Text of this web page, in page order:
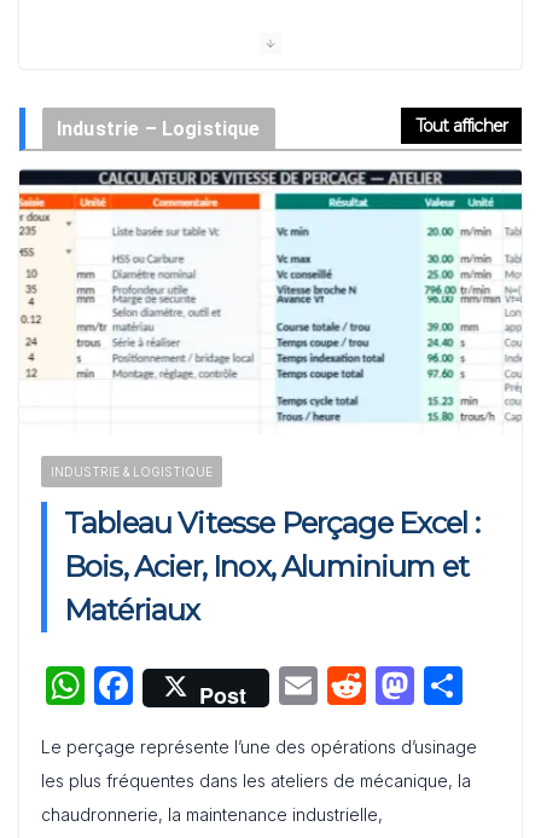
Exemple de Campagne Marketing : Modèles pour la
L’Analyse Stratégique AVP : Anticiper, Cadrer, Décider –
Modèle Excel
Activation de Marque : Mise en Œuvre et Modèle de
Feuille de Route
Word
Industrie – Logistique Tout afficher
INDUSTRIE & LOGISTIQUE
Tableau Vitesse Perçage Excel :
Bois, Acier, Inox, Aluminium et
Matériaux
W
at
s
F
c
e
Post
E
ai
l
R
d
di
M
st
o
ta
g
Le perçage représente l’une des opérations d’usinage
les plus fréquentes dans les ateliers de mécanique, la
chaudronnerie, la maintenance industrielle,